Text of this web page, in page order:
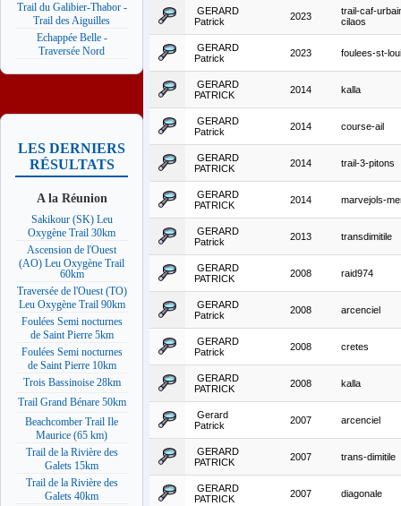
Trail du Galibier-Thabor -
Trail des Aiguilles
Echappée Belle -
Traversée Nord
LES DERNIERS
RÉSULTATS
A la Réunion
Sakikour (SK) Leu
Oxygène Trail 30km
Ascension de l'Ouest
(AO) Leu Oxygène Trail
60km
Traversée de l'Ouest (TO)
Leu Oxygène Trail 90km
Foulées Semi nocturnes
de Saint Pierre 5km
Foulées Semi nocturnes
de Saint Pierre 10km
Trois Bassinoise 28km
Trail Grand Bénare 50km
Beachcomber Trail Ile
Maurice (65 km)
Trail de la Rivière des
Galets 15km
Trail de la Rivière des
Galets 40km
GERARD
Patrick
2023
trail-caf-
cilaos
GERARD
Patrick
2023 foulees-st-
GERARD
PATRICK
2014 kalla
GERARD
Patrick
2014 course-ail
GERARD
PATRICK
2014 trail-3-pitons
GERARD
PATRICK
2014 marvejols-
GERARD
Patrick
2013 transdimitile
GERARD
PATRICK
2008 raid974
GERARD
Patrick
2008 arcenciel
GERARD
Patrick
2008 cretes
GERARD
PATRICK
2008 kalla
Gerard
Patrick
2007 arcenciel
GERARD
PATRICK
2007 trans-dimitile
GERARD
PATRICK
2007 diagonale